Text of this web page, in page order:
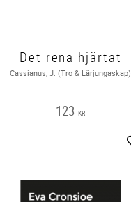
Det rena hjärtat
Cassianus, J. (Tro & Lärjungaskap)
123 KR